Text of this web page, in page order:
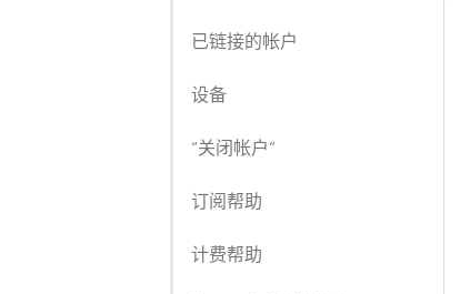
已链接的帐户
设备
“关闭帐户”
订阅帮助
计费帮助